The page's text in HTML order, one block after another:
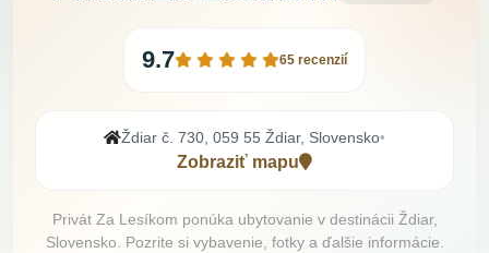
9.7 65 recenzií
Ždiar č. 730, 059 55 Ždiar, Slovensko•
Zobraziť mapu
Privát Za Lesíkom ponúka ubytovanie v destinácii Ždiar,
Slovensko. Pozrite si vybavenie, fotky a ďalšie informácie.